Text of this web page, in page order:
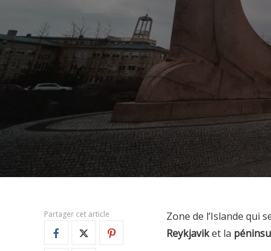
Partager cet article Zone de l’Islande qui
Reykjaviket la